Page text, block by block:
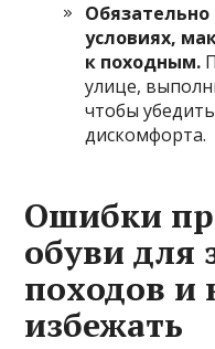
Обязательно
условиях,
к походным.
улице,
чтобы
дискомфорта.
Ошибки
обуви для
походов и
избежать